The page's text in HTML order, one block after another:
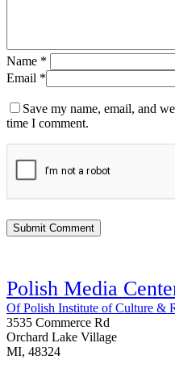
Name *
Email *
Save my name, email, and
time I comment.
Polish Media
Of Polish Institute of Culture &
3535 Commerce Rd
Orchard Lake Village
MI, 48324